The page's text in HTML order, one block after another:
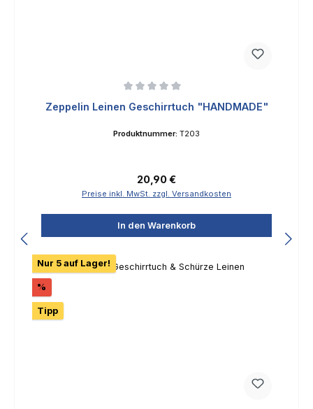
Durchschnittliche Bewertung von 0 von 5 Sternen
Zeppelin Leinen Geschirrtuch "HANDMADE"
Produktnummer: T203
Regulärer Preis:
20,90 €
Preise inkl. MwSt. zzgl. Versandkosten
In den Warenkorb
Nur 5 auf Lager!
%
Tipp